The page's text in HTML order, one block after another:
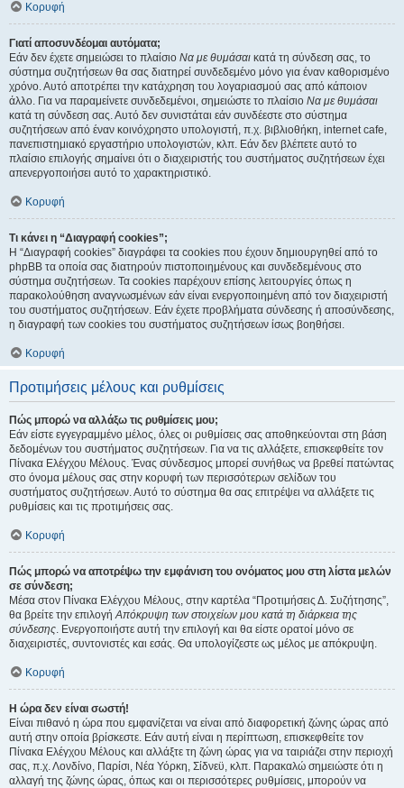
Κορυφή
Γιατί αποσυνδέομαι αυτόματα;
Εάν δεν έχετε σημειώσει το πλαίσιο Να με θυμάσαι κατά τη σύνδεση σας, το
σύστημα συζητήσεων θα σας διατηρεί συνδεδεμένο μόνο για έναν καθορισμένο
χρόνο. Αυτό αποτρέπει την κατάχρηση του λογαριασμού σας από κάποιον
άλλο. Για να παραμείνετε συνδεδεμένοι, σημειώστε το πλαίσιο Να με θυμάσαι
κατά τη σύνδεση σας. Αυτό δεν συνιστάται εάν συνδέεστε στο σύστημα
συζητήσεων από έναν κοινόχρηστο υπολογιστή, π.χ. βιβλιοθήκη, internet cafe,
πανεπιστημιακό εργαστήριο υπολογιστών, κλπ. Εάν δεν βλέπετε αυτό το
πλαίσιο επιλογής σημαίνει ότι ο διαχειριστής του συστήματος συζητήσεων έχει
απενεργοποιήσει αυτό το χαρακτηριστικό.
Κορυφή
Τι κάνει η “Διαγραφή cookies”;
Η “Διαγραφή cookies” διαγράφει τα cookies που έχουν δημιουργηθεί από το
phpBB τα οποία σας διατηρούν πιστοποιημένους και συνδεδεμένους στο
σύστημα συζητήσεων. Τα cookies παρέχουν επίσης λειτουργίες όπως η
παρακολούθηση αναγνωσμένων εάν είναι ενεργοποιημένη από τον διαχειριστή
του συστήματος συζητήσεων. Εάν έχετε προβλήματα σύνδεσης ή αποσύνδεσης,
η διαγραφή των cookies του συστήματος συζητήσεων ίσως βοηθήσει.
Κορυφή
Προτιμήσεις μέλους και ρυθμίσεις
Πώς μπορώ να αλλάξω τις ρυθμίσεις μου;
Εάν είστε εγγεγραμμένο μέλος, όλες οι ρυθμίσεις σας αποθηκεύονται στη βάση
δεδομένων του συστήματος συζητήσεων. Για να τις αλλάξετε, επισκεφθείτε τον
Πίνακα Ελέγχου Μέλους. Ένας σύνδεσμος μπορεί συνήθως να βρεθεί πατώντας
στο όνομα μέλους σας στην κορυφή των περισσότερων σελίδων του
συστήματος συζητήσεων. Αυτό το σύστημα θα σας επιτρέψει να αλλάξετε τις
ρυθμίσεις και τις προτιμήσεις σας.
Κορυφή
Πώς μπορώ να αποτρέψω την εμφάνιση του ονόματος μου στη λίστα μελών
σε σύνδεση;
Μέσα στον Πίνακα Ελέγχου Μέλους, στην καρτέλα “Προτιμήσεις Δ. Συζήτησης”,
θα βρείτε την επιλογήΑπόκρυψη των στοιχείων μου κατά τη διάρκεια της
σύνδεσης. Ενεργοποιήστε αυτή την επιλογή και θα είστε ορατοί μόνο σε
διαχειριστές, συντονιστές και εσάς. Θα υπολογίζεστε ως μέλος με απόκρυψη.
Κορυφή
Η ώρα δεν είναι σωστή!
Είναι πιθανό η ώρα που εμφανίζεται να είναι από διαφορετική ζώνης ώρας από
αυτή στην οποία βρίσκεστε. Εάν αυτή είναι η περίπτωση, επισκεφθείτε τον
Πίνακα Ελέγχου Μέλους και αλλάξτε τη ζώνη ώρας για να ταιριάζει στην περιοχή
σας, π.χ. Λονδίνο, Παρίσι, Νέα Υόρκη, Σίδνεϋ, κλπ. Παρακαλώ σημειώστε ότι η
αλλαγή της ζώνης ώρας, όπως και οι περισσότερες ρυθμίσεις, μπορούν να